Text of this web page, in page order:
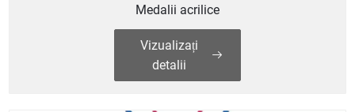
Medalii acrilice
Vizualizați
detalii